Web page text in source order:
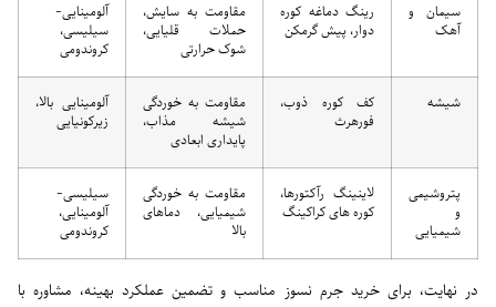
سیمان و
آهک
رینگ دماغه کوره
دوار، پیش گرمکن
مقاومت به سایش،
حملات قلیایی،
شوک حرارتی
آلومینایی-
سیلیسی،
کروندومی
شیشه
کف کوره ذوب،
فورهرث
مقاومت به خوردگی
شیشه مذاب،
پایداری ابعادی
آلومینایی بالا،
زیرکونیایی
پتروشیمی
و
شیمیایی
لاینینگ رآکتورها،
کوره های کراکینگ
مقاومت به خوردگی
شیمیایی، دماهای
بالا
سیلیسی-
آلومینایی،
کروندومی
در نهایت، برای خرید جرم نسوز مناسب و تضمین عملکرد بهینه، مشاوره با